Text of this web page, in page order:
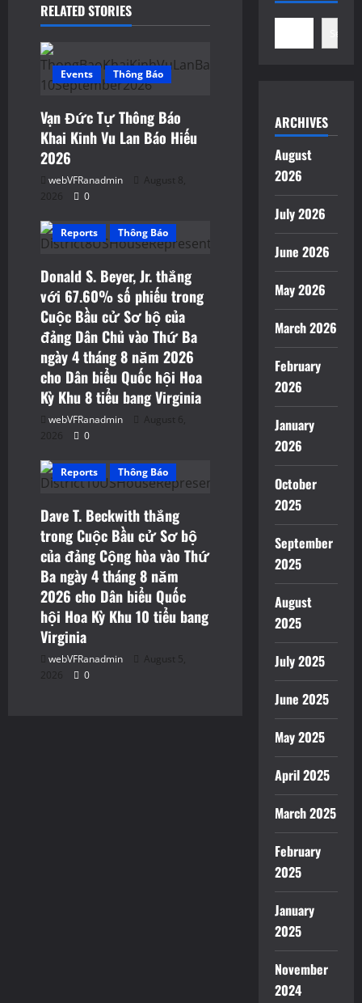
i
o
n
RELATED STORIES
Events Thông Báo
Vạn Đức Tự Thông Báo
Khai Kinh Vu Lan Báo Hiếu
2026
webVFRanadmin
August 8,
2026
0
Reports Thông Báo
Donald S. Beyer, Jr. thắng
với 67.60% số phiếu trong
Cuộc Bầu cử Sơ bộ của
đảng Dân Chủ vào Thứ Ba
ngày 4 tháng 8 năm 2026
cho Dân biểu Quốc hội Hoa
Kỳ Khu 8 tiểu bang Virginia
webVFRanadmin
August 6,
2026
0
Reports Thông Báo
Dave T. Beckwith thắng
trong Cuộc Bầu cử Sơ bộ
của đảng Cộng hòa vào Thứ
Ba ngày 4 tháng 8 năm
2026 cho Dân biểu Quốc
hội Hoa Kỳ Khu 10 tiểu bang
Virginia
webVFRanadmin
August 5,
2026
0
Search
ARCHIVES
August
2026
July 2026
June 2026
May 2026
March 2026
February
2026
January
2026
October
2025
September
2025
August
2025
July 2025
June 2025
May 2025
April 2025
March 2025
February
2025
January
2025
November
2024